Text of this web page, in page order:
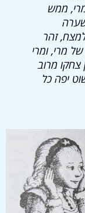
ממש
זהר
מרי, ומרי
צחקו מרוב
יפה כל